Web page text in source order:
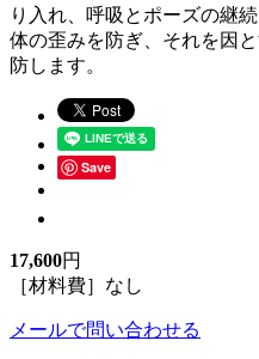
り入れ、呼吸とポーズの継
体の歪みを防ぎ、それを因
防します。
Save
17,600円
［材料費］なし
メールで問い合わせる